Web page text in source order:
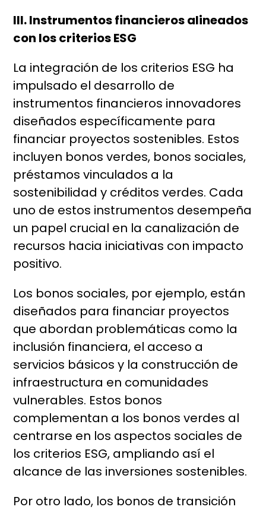
III. Instrumentos financieros alineados
con los criterios ESG
La integración de los criterios ESG ha
impulsado el desarrollo de
instrumentos financieros innovadores
diseñados específicamente para
financiar proyectos sostenibles. Estos
incluyen bonos verdes, bonos sociales,
préstamos vinculados a la
sostenibilidad y créditos verdes. Cada
uno de estos instrumentos desempeña
un papel crucial en la canalización de
recursos hacia iniciativas con impacto
positivo.
Los bonos sociales, por ejemplo, están
diseñados para financiar proyectos
que abordan problemáticas como la
inclusión financiera, el acceso a
servicios básicos y la construcción de
infraestructura en comunidades
vulnerables. Estos bonos
complementan a los bonos verdes al
centrarse en los aspectos sociales de
los criterios ESG, ampliando así el
alcance de las inversiones sostenibles.
Por otro lado, los bonos de transición